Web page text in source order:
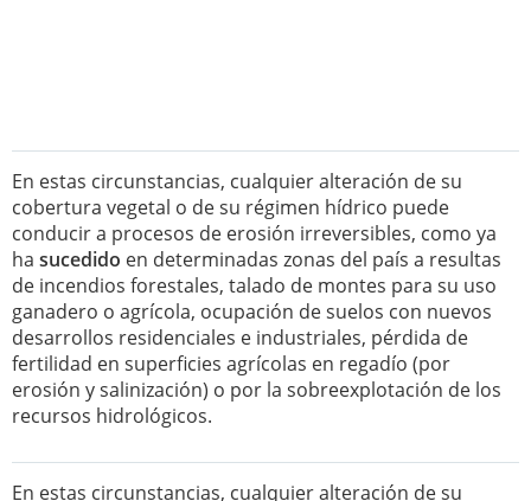
En estas circunstancias, cualquier alteración de su
cobertura vegetal o de su régimen hídrico puede
conducir a procesos de erosión irreversibles, como ya
ha sucedido en determinadas zonas del país a resultas
de incendios forestales, talado de montes para su uso
ganadero o agrícola, ocupación de suelos con nuevos
desarrollos residenciales e industriales, pérdida de
fertilidad en superficies agrícolas en regadío (por
erosión y salinización) o por la sobreexplotación de los
recursos hidrológicos.
En estas circunstancias, cualquier alteración de su